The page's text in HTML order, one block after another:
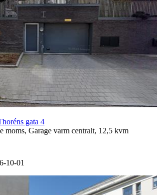
gata 4
moms, Garage varm centralt, 12,5 kvm
10-01